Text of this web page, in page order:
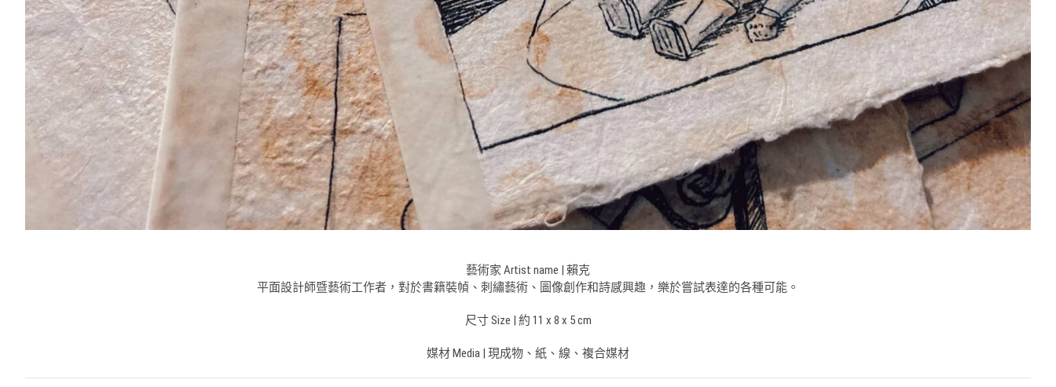
藝術家 Artist name | 賴克
平面設計師暨藝術工作者，對於書籍裝幀、刺繡藝術、圖像創作和詩感興趣，樂於嘗試表達的各種可能。
尺寸 Size | 約 11 x 8 x 5 cm
媒材 Media | 現成物、紙、線、複合媒材